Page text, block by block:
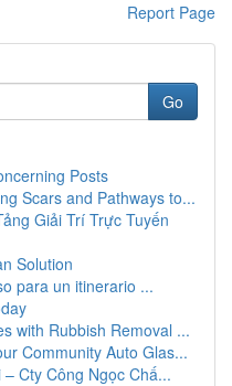
Report Page
Go
Posts
Scars and Pathways to...
Giải Trí Trực Tuyến
Solution
para un itinerario ...
with Rubbish Removal ...
Community Auto Glas...
Cty Công Ngọc Chấ...